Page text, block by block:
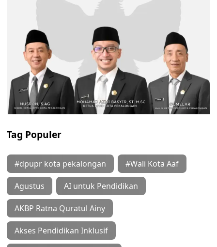
Tag Populer
#dpupr kota pekalongan #Wali Kota Aaf
Agustus AI untuk Pendidikan
AKBP Ratna Quratul Ainy
Akses Pendidikan Inklusif